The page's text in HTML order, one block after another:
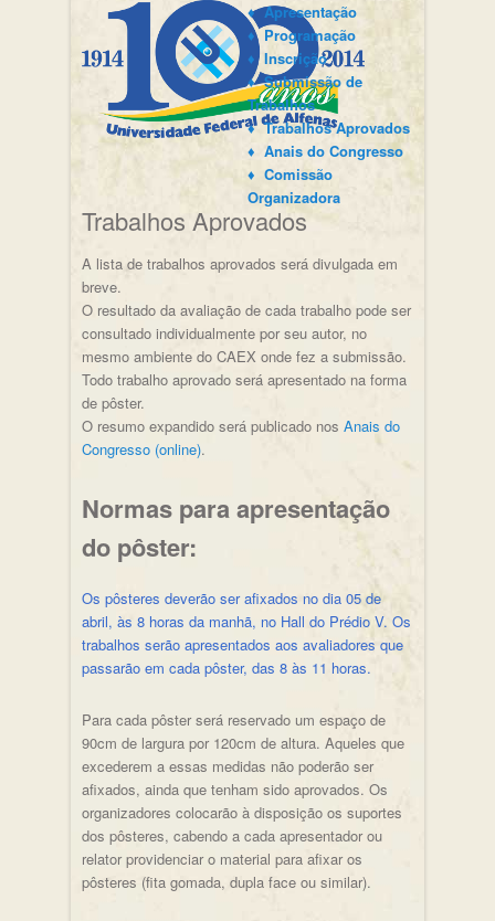
♦ Apresentação
♦ Programação
♦ Inscrição
♦ Submissão de
Trabalhos
♦ Trabalhos Aprovados
♦ Anais do Congresso
♦ Comissão
Organizadora
Trabalhos Aprovados
A lista de trabalhos aprovados será divulgada em
breve.
O resultado da avaliação de cada trabalho pode ser
consultado individualmente por seu autor, no
mesmo ambiente do CAEX onde fez a submissão.
Todo trabalho aprovado será apresentado na forma
de pôster.
O resumo expandido será publicado nos Anais do
Congresso (online).
Normas para apresentação
do pôster:
Os pôsteres deverão ser afixados no dia 05 de
abril, às 8 horas da manhã, no Hall do Prédio V. Os
trabalhos serão apresentados aos avaliadores que
passarão em cada pôster, das 8 às 11 horas.
Para cada pôster será reservado um espaço de
90cm de largura por 120cm de altura. Aqueles que
excederem a essas medidas não poderão ser
afixados, ainda que tenham sido aprovados. Os
organizadores colocarão à disposição os suportes
dos pôsteres, cabendo a cada apresentador ou
relator providenciar o material para afixar os
pôsteres (fita gomada, dupla face ou similar).